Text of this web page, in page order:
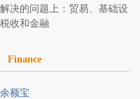
决的问题上：贸易、基础设
收和金融
Finance
额宝